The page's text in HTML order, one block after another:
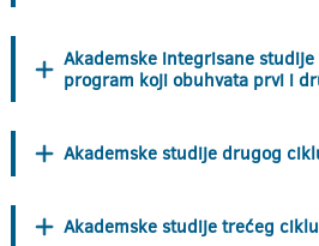
Akademske integrisane
program koji obuhvata prvi i
Akademske studije drugog
Akademske studije trećeg